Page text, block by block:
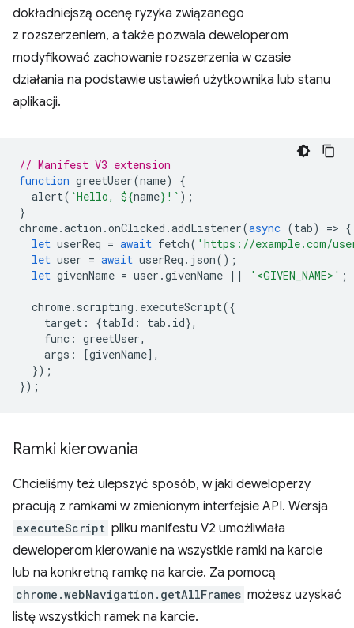
dokładniejszą ocenę ryzyka związanego
z rozszerzeniem, a także pozwala deweloperom
modyfikować zachowanie rozszerzenia w czasie
działania na podstawie ustawień użytkownika lub stanu
aplikacji.
// Manifest V3 extension
function greetUser(name)
{
alert( `Hello, ${name} !` );
}
chrome.action .onClicked .addListener(async (tab) => {
let userReq = await fetch( 'https://example.com/
let user = await userReq . json();
let givenName = user .givenName || '<GIVEN_NAME>' ;
chrome. scripting . executeScript({
target : {tabId : tab . id},
func : greetUser,
args : [givenName],
});
});
Ramki kierowania
Chcieliśmy też ulepszyć sposób, w jaki deweloperzy
pracują z ramkami w zmienionym interfejsie API. Wersja
executeScript pliku manifestu V2 umożliwiała
deweloperom kierowanie na wszystkie ramki na karcie
lub na konkretną ramkę na karcie. Za pomocą
chrome.webNavigation.getAllFrames możesz uzyskać
listę wszystkich ramek na karcie.